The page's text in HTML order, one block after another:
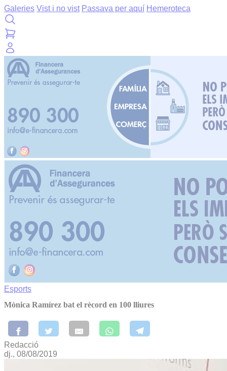
Galeries Vist i no vist Passava per aquí Hemeroteca
Esports
Mònica Ramírez bat el rècord en 100 lliures
Redacció
dj., 08/08/2019